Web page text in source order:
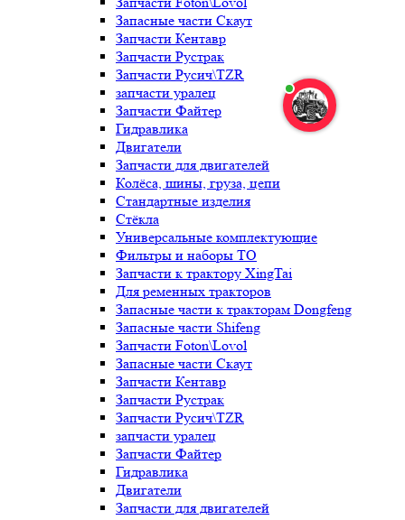
Запасные части Скаут
Запчасти Кентавр
Запчасти Рустрак
Запчасти Русич\TZR
запчасти уралец
Запчасти Файтер
Гидравлика
Двигатели
Запчасти для двигателей
Колёса, шины, груза, цепи
Стандартные изделия
Стёкла
Универсальные комплектующие
Фильтры и наборы ТО
Запчасти к трактору XingTai
Для ременных тракторов
Запасные части к тракторам Dongfeng
Запасные части Shifeng
Запчасти Foton\Lovol
Запасные части Скаут
Запчасти Кентавр
Запчасти Рустрак
Запчасти Русич\TZR
запчасти уралец
Запчасти Файтер
Гидравлика
Двигатели
Запчасти для двигателей